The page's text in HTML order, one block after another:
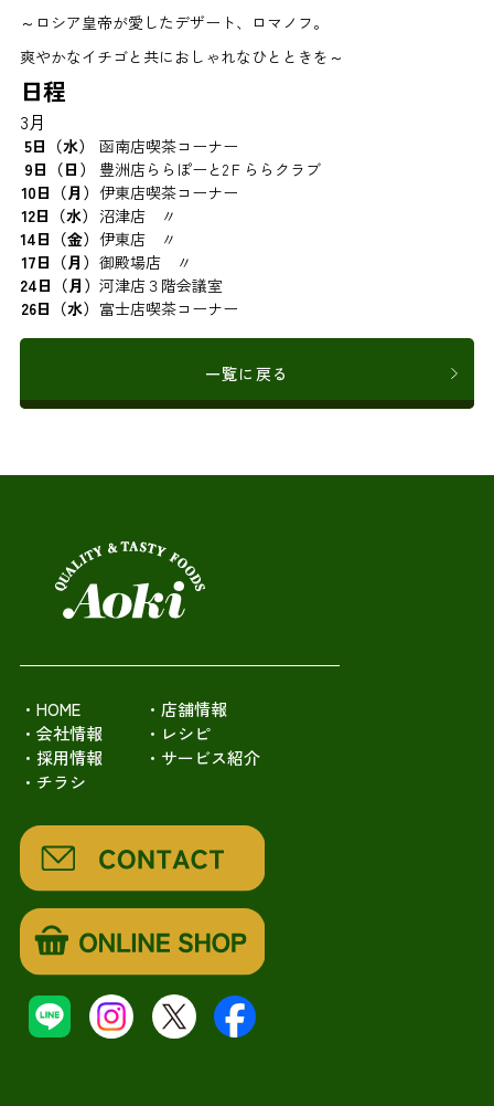
～ロシア皇帝が愛したデザート、ロマノフ。
爽やかなイチゴと共におしゃれなひとときを～
日程
3月
5日（水）
函南店喫茶コーナー
9日（日）
豊洲店ららぽーと2Ｆららクラブ
10日（月） 伊東店喫茶コーナー
12日（水） 沼津店 〃
14日（金） 伊東店 〃
17日（月） 御殿場店 〃
24日（月） 河津店３階会議室
26日（水） 富士店喫茶コーナー
一覧に戻る
・HOME
・店舗情報
・会社情報
・レシピ
・採用情報
・サービス紹介
・チラシ